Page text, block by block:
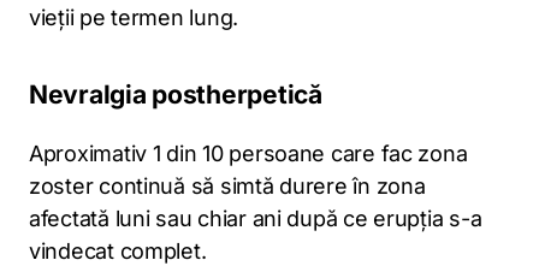
vieții pe termen lung.
Nevralgia postherpetică
Aproximativ 1 din 10 persoane care fac zona
zoster continuă să simtă durere în zona
afectată luni sau chiar ani după ce erupția s-a
vindecat complet.